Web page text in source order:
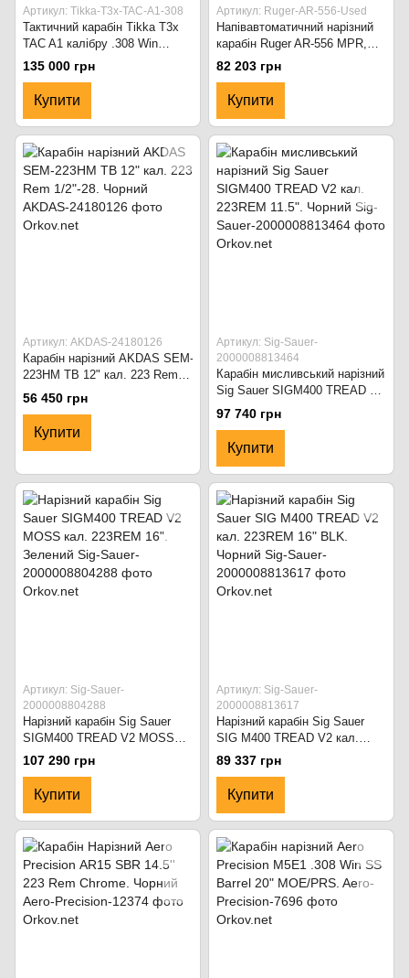
Артикул: Tikka-T3x-TAC-A1-308
Тактичний карабін Tikka T3x
TAC A1 калібру .308 Win
чорний
135 000 грн
Купити
Артикул: Ruger-AR-556-Used
Напівавтоматичний нарізний
карабін Ruger AR-556 MPR,
калібр .223 Rem Чорний
82 203 грн
Купити
Артикул: AKDAS-24180126
Карабін нарізний AKDAS SEM-
223HM TB 12" кал. 223 Rem
1/2"-28. Чорний
56 450 грн
Купити
Артикул: Sig-Sauer-
2000008813464
Карабін мисливський нарізний
Sig Sauer SIGM400 TREAD V2
кал. 223REM 11.5". Чорний
97 740 грн
Купити
Артикул: Sig-Sauer-
2000008804288
Нарізний карабін Sig Sauer
SIGM400 TREAD V2 MOSS
кал. 223REM 16". Зелений
107 290 грн
Купити
Артикул: Sig-Sauer-
2000008813617
Нарізний карабін Sig Sauer
SIG M400 TREAD V2 кал.
223REM 16" BLK. Чорний
89 337 грн
Купити